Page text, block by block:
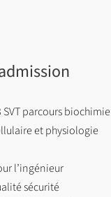
SVT parcours biochimie
et physiologie
l’ingénieur
sécurité